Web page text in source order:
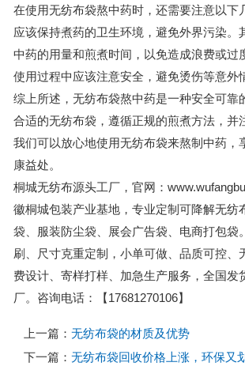
在使用无纺布袋熬中药时，还需要注意以下
应该保持煮药的卫生环境，避免外界污染。
中药的用量和煎煮时间，以免造成浪费或过
使用过程中应该注意安全，避免烫伤等意外
综上所述，无纺布袋熬中药是一种安全可靠
合适的无纺布袋，遵循正规的煎煮方法，并
我们可以放心地使用无纺布袋来熬制中药，
康益处。
桐城无纺布源头工厂，官网：
徽桐城包装产业基地，专业定制可降解无纺
袋、服装防尘袋、展会广告袋、电商打包袋
刷、尺寸克重定制，小单可做、品质可控、
费设计、寄样打样、加急生产服务，全国发
厂。咨询电话：【17681270106】
上一篇： 无纺布袋的材质及优势
下一篇： 无纺布袋回收价格上涨，环保又